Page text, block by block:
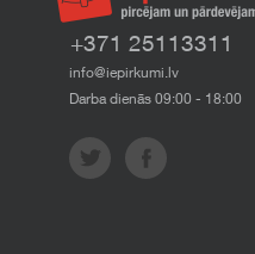
+371 25113311
info@iepirkumi.lv
Darba dienās 09:00 - 18:00